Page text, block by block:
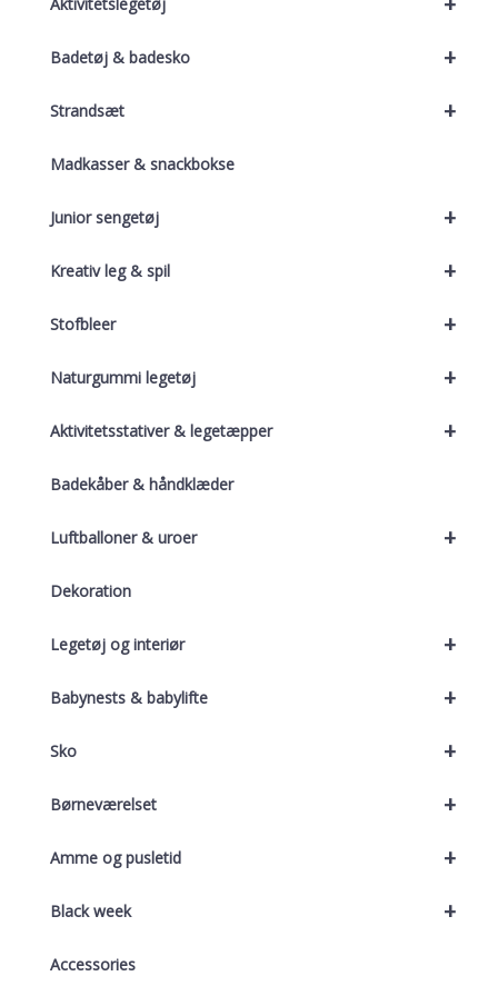
+
Badetøj & badesko
+
Strandsæt
Madkasser & snackbokse
+
Junior sengetøj
+
Kreativ leg & spil
+
Stofbleer
+
Naturgummi legetøj
+
Aktivitetsstativer & legetæpper
Badekåber & håndklæder
+
Luftballoner & uroer
Dekoration
+
Legetøj og interiør
+
Babynests & babylifte
+
Sko
+
Børneværelset
+
Amme og pusletid
+
Black week
Accessories